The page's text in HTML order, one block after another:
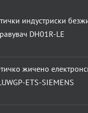
индустриски
DH01R-LE
жичено
ETS-SIEMENS